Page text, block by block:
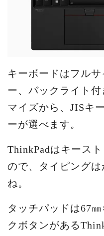
キーボードはフル
ー、バックライト
マイズから、JISキ
ーが選べます。
ThinkPadはキース
ので、タイピング
ね。
タッチパッドは67
クボタンがある